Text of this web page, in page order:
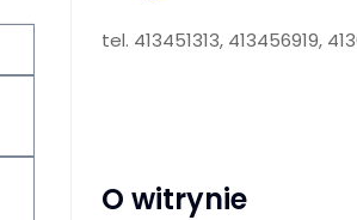
tel. 413451313, 413456919,
O witrynie